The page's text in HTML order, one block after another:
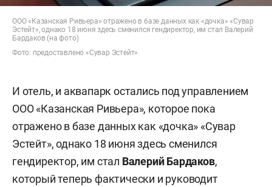
ООО «Казанская Ривьера» отражено в базе данных как «дочка» «Сувар
Эстейт», однако 18 июня здесь сменился гендиректор, им стал Валерий
Бардаков (на фото)
Фото: предоставлено «Сувар Эстейт»
И отель, и аквапарк остались под управлением
ООО «Казанская Ривьера», которое пока
отражено в базе данных как «дочка» «Сувар
Эстейт», однако 18 июня здесь сменился
гендиректор, им стал Валерий Бардаков,
который теперь фактически и руководит